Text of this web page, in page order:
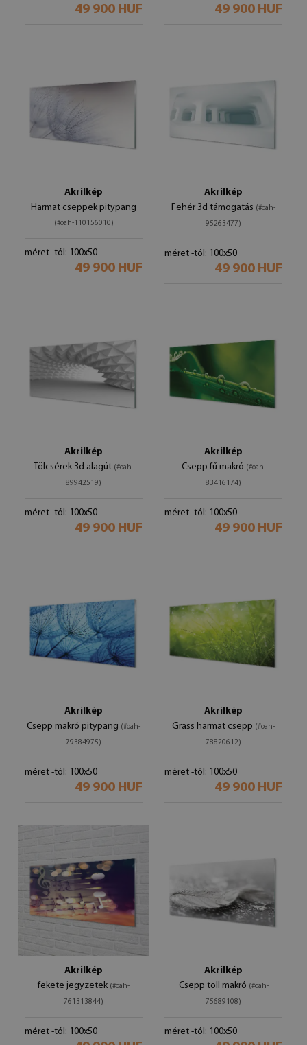
49 900 HUF 49 900 HUF
Akrilkép
Harmat cseppek pitypang
(#oah-110156010)
méret -tól: 100x50
49 900 HUF
Akrilkép
Fehér 3d támogatás (#oah-
95263477)
méret -tól: 100x50
49 900 HUF
Akrilkép
Tölcsérek 3d alagút (#oah-
89942519)
méret -tól: 100x50
49 900 HUF
Akrilkép
Csepp fű makró (#oah-
83416174)
méret -tól: 100x50
49 900 HUF
Akrilkép
Csepp makró pitypang (#oah-
79384975)
méret -tól: 100x50
49 900 HUF
Akrilkép
Grass harmat csepp (#oah-
78820612)
méret -tól: 100x50
49 900 HUF
Akrilkép
fekete jegyzetek (#oah-
761313844)
méret -tól: 100x50
Akrilkép
Csepp toll makró (#oah-
75689108)
méret -tól: 100x50